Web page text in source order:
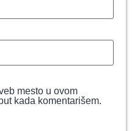
mesto u ovom
kada komentarišem.